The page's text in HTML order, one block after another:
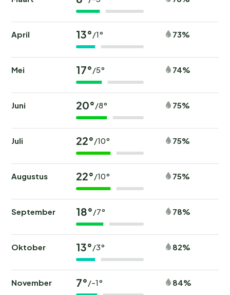
April 13°/1° 73%
Mei 17°/5° 74%
Juni 20°/8° 75%
Juli 22°/10° 75%
Augustus 22°/10° 75%
September 18°/7° 78%
Oktober 13°/3° 82%
November 7°/-1° 84%